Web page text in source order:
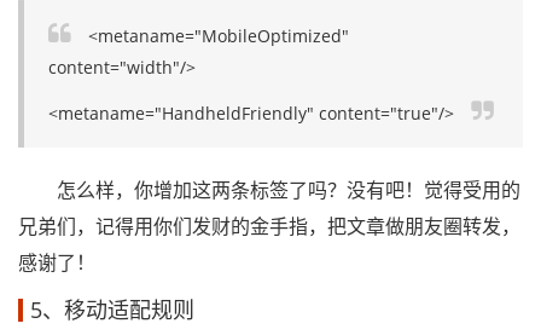
<metaname="MobileOptimized"
content="width"/>
<metaname="HandheldFriendly" content="true"/>
怎么样，你增加这两条标签了吗？没有吧！觉得受用的
兄弟们，记得用你们发财的金手指，把文章做朋友圈转发，
感谢了！
5、移动适配规则